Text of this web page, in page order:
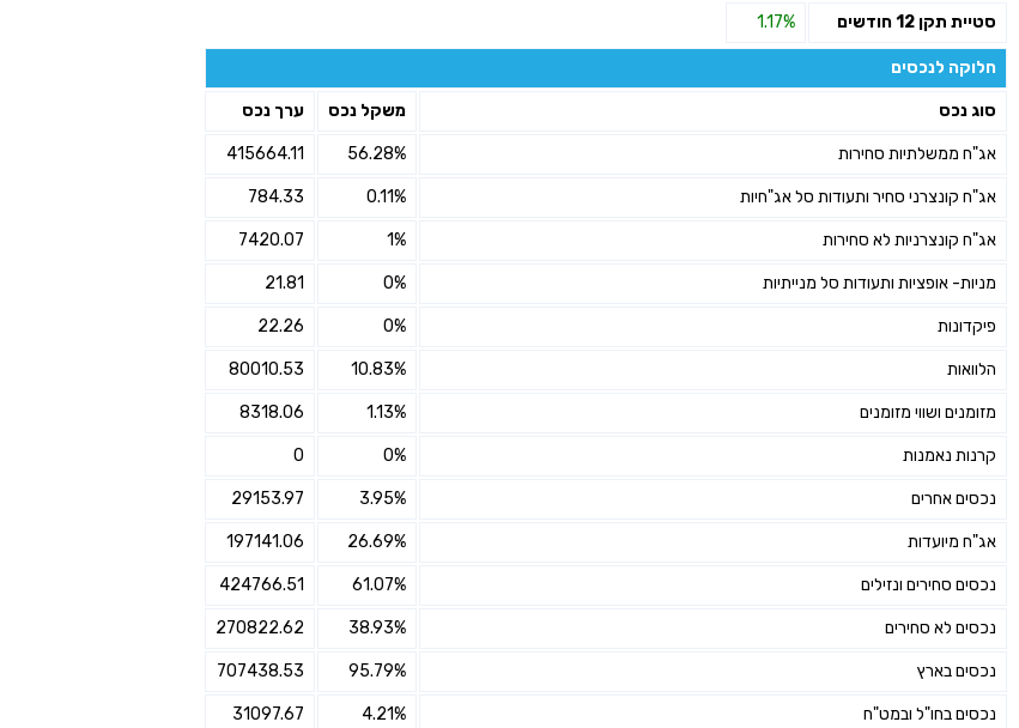
סטיית תקן 12 חודשים 1.17%
חלוקה לנכסים
סוג נכס משקל נכס ערך נכס
אג"ח ממשלתיות סחירות 56.28%
415664.11
אג"ח קונצרני סחיר ותעודות סל אג"חיות 0.11%
784.33
אג"ח קונצרניות לא סחירות 1%
7420.07
מניות- אופציות ותעודות סל מנייתיות 0%
21.81
פיקדונות 0%
22.26
הלוואות 10.83%
80010.53
מזומנים ושווי מזומנים 1.13%
8318.06
קרנות נאמנות 0%
0
נכסים אחרים 3.95%
29153.97
אג"ח מיועדות 26.69%
197141.06
נכסים סחירים ונזילים 61.07%
424766.51
נכסים לא סחירים 38.93%
270822.62
נכסים בארץ 95.79%
707438.53
נכסים בחו"ל ובמט"ח 4.21%
31097.67
הצטרפו למנורה מבטחים פנסיה מסלול אג"ח ממשלות
התשואה והוזלת דמי הניהול
עם מתכנן פיננסי, השאירו פרטים:
שם מלא
פעולה נדרשת
היכן מנוהל החיסכון?
סכום חיסכון בקרן
אני מאשר את תנאיי השימוש והפרטיות של האתר
חיפוש